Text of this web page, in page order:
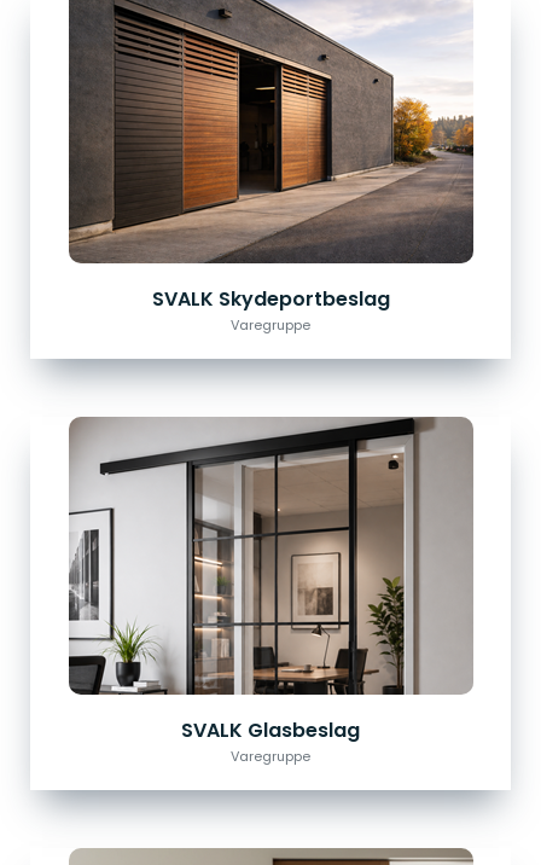
SVALK Skydeportbeslag
Varegruppe
SVALK Glasbeslag
Varegruppe